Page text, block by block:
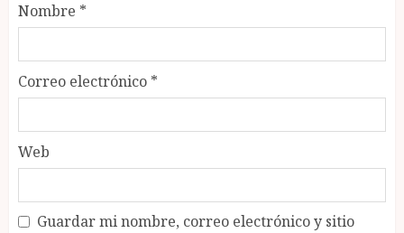
Nombre *
Correo electrónico *
Web
Guardar mi nombre, correo electrónico y sitio